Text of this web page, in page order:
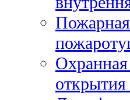
Пожарная